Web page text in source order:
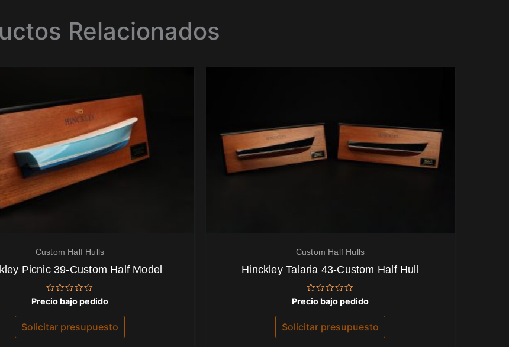
Relacionados
Custom Half Hulls
Picnic 39-Custom Half Model
Valorado
con
0
de
5
Precio bajo pedido
Solicitar presupuesto
Custom Half Hulls
Hinckley Talaria 43-Custom Half Hull
Valorado
con
0
de
5
Precio bajo pedido
Solicitar presupuesto